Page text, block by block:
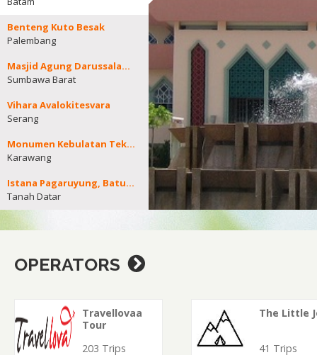
Benteng Kuto Besak
Palembang
Masjid Agung Darussalam Sumbawa Barat
Sumbawa Barat
Vihara Avalokitesvara
Serang
Monumen Kebulatan Tekad
Karawang
Istana Pagaruyung, Batusangkar
Tanah Datar
OPERATORS
Travellovaa
Tour
203 Trips
The Little
41 Trips